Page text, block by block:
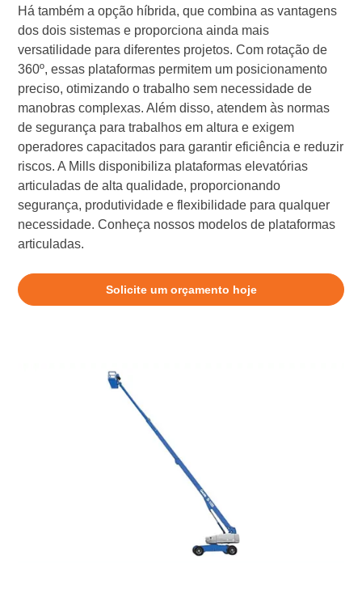
Há também a opção híbrida, que combina as vantagens
dos dois sistemas e proporciona ainda mais
versatilidade para diferentes projetos. Com rotação de
360º, essas plataformas permitem um posicionamento
preciso, otimizando o trabalho sem necessidade de
manobras complexas. Além disso, atendem às normas
de segurança para trabalhos em altura e exigem
operadores capacitados para garantir eficiência e reduzir
riscos. A Mills disponibiliza plataformas elevatórias
articuladas de alta qualidade, proporcionando
segurança, produtividade e flexibilidade para qualquer
necessidade. Conheça nossos modelos de plataformas
articuladas.
Solicite um orçamento hoje